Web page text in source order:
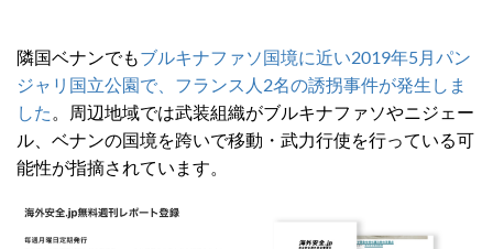
隣国ベナンでもブルキナファソ国境に近い2019年5月パン
ジャリ国立公園で、フランス人2名の誘拐事件が発生しま
した
。周辺地域では武装組織がブルキナファソやニジェー
ル、ベナンの国境を跨いで移動・武力行使を行っている可
能性が指摘されています。